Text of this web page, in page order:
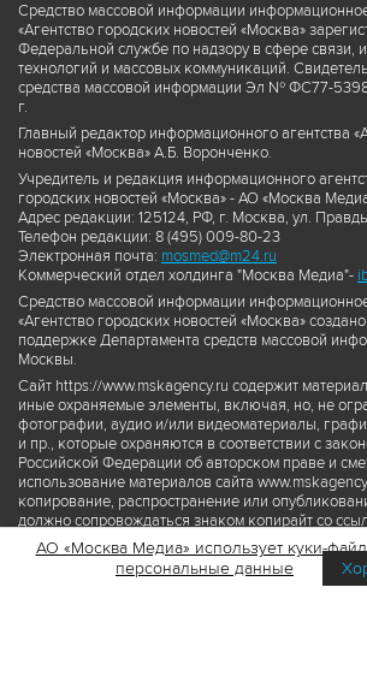
Средство массовой информации
«Агентство городских новостей «Москва»
Федеральной службе по надзору в сфере связи,
технологий и массовых коммуникаций.
средства массовой информации Эл № ФС77-
г.
Главный редактор информационного агентства
новостей «Москва» А.Б. Воронченко.
Учредитель и редакция информационного
городских новостей «Москва» - АО «Москва
Адрес редакции: 125124, РФ, г. Москва, ул.
Телефон редакции: 8 (495) 009-80-23
Электронная почта: mosmed@m24.ru
Коммерческий отдел холдинга "Москва Медиа"-
Средство массовой информации
«Агентство городских новостей «Москва»
поддержке Департамента средств массовой
Москвы.
Сайт https://www.mskagency.ru содержит
иные охраняемые элементы, включая, но, не
фотографии, аудио и/или видеоматериалы,
и пр., которые охраняются в соответствии с
Российской Федерации об авторском праве и
использование материалов сайта
копирование, распространение или
должно сопровождаться знаком копирайт со
правообладателя © АО «Москва Медиа», а также
www.mskagency.ru как на первоисточник
материалов сайта www.mskagency.ru не
АО «Москва Медиа» использует куки-
персональные данные